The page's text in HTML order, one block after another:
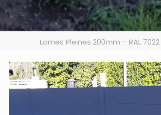
Lames Pleines 200mm – RAL 7022